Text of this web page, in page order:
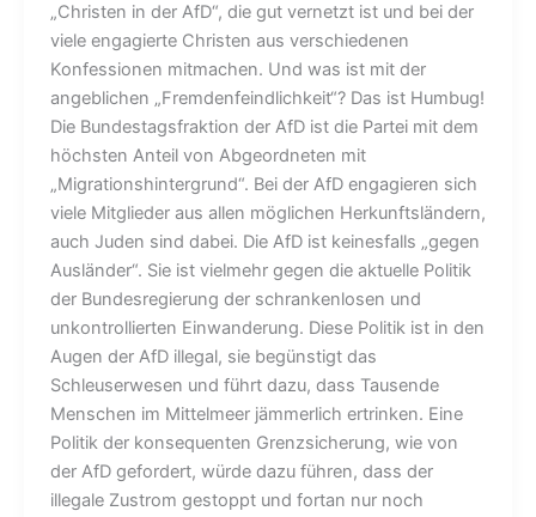
„Christen in der AfD“, die gut vernetzt ist und bei der
viele engagierte Christen aus verschiedenen
Konfessionen mitmachen. Und was ist mit der
angeblichen „Fremdenfeindlichkeit“? Das ist Humbug!
Die Bundestagsfraktion der AfD ist die Partei mit dem
höchsten Anteil von Abgeordneten mit
„Migrationshintergrund“. Bei der AfD engagieren sich
viele Mitglieder aus allen möglichen Herkunftsländern,
auch Juden sind dabei. Die AfD ist keinesfalls „gegen
Ausländer“. Sie ist vielmehr gegen die aktuelle Politik
der Bundesregierung der schrankenlosen und
unkontrollierten Einwanderung. Diese Politik ist in den
Augen der AfD illegal, sie begünstigt das
Schleuserwesen und führt dazu, dass Tausende
Menschen im Mittelmeer jämmerlich ertrinken. Eine
Politik der konsequenten Grenzsicherung, wie von
der AfD gefordert, würde dazu führen, dass der
illegale Zustrom gestoppt und fortan nur noch